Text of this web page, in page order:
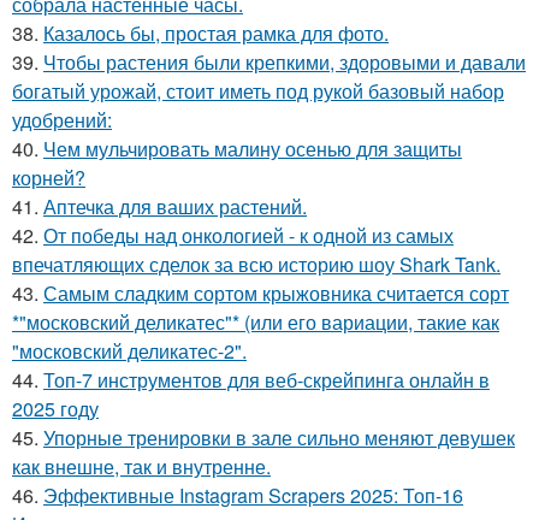
38. Казалось бы, простая рамка для фото.
39. Чтобы растения были крепкими, здоровыми и давали
богатый урожай, стоит иметь под рукой базовый набор
удобрений:
40. Чем мульчировать малину осенью для защиты
корней?
41. Аптечка для ваших растений.
42. От победы над онкологией - к одной из самых
впечатляющих сделок за всю историю шоу Shark Tank.
43. Самым сладким сортом крыжовника считается сорт
*"московский деликатес"* (или его вариации, такие как
"московский деликатес-2".
44. Топ-7 инструментов для веб-скрейпинга онлайн в
2025 году
45. Упорные тренировки в зале сильно меняют девушек
как внешне, так и внутренне.
46. Эффективные Instagram Scrapers 2025: Топ-16